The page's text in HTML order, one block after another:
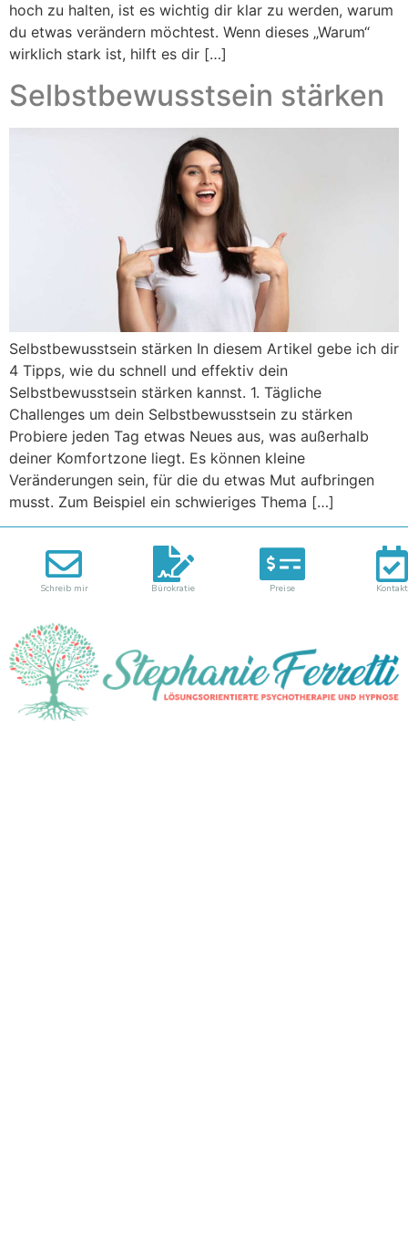
hoch zu halten, ist es wichtig dir klar zu werden, warum
du etwas verändern möchtest. Wenn dieses „Warum“
wirklich stark ist, hilft es dir […]
Selbstbewusstsein stärken
Selbstbewusstsein stärken In diesem Artikel gebe ich dir
4 Tipps, wie du schnell und effektiv dein
Selbstbewusstsein stärken kannst. 1. Tägliche
Challenges um dein Selbstbewusstsein zu stärken
Probiere jeden Tag etwas Neues aus, was außerhalb
deiner Komfortzone liegt. Es können kleine
Veränderungen sein, für die du etwas Mut aufbringen
musst. Zum Beispiel ein schwieriges Thema […]
Schreib mir Bürokratie Preise Kontakt